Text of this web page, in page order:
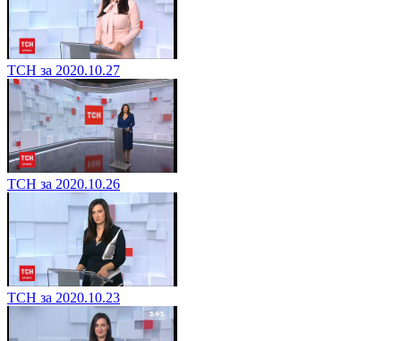
ТСН за 2020.10.27
ТСН за 2020.10.26
ТСН за 2020.10.23